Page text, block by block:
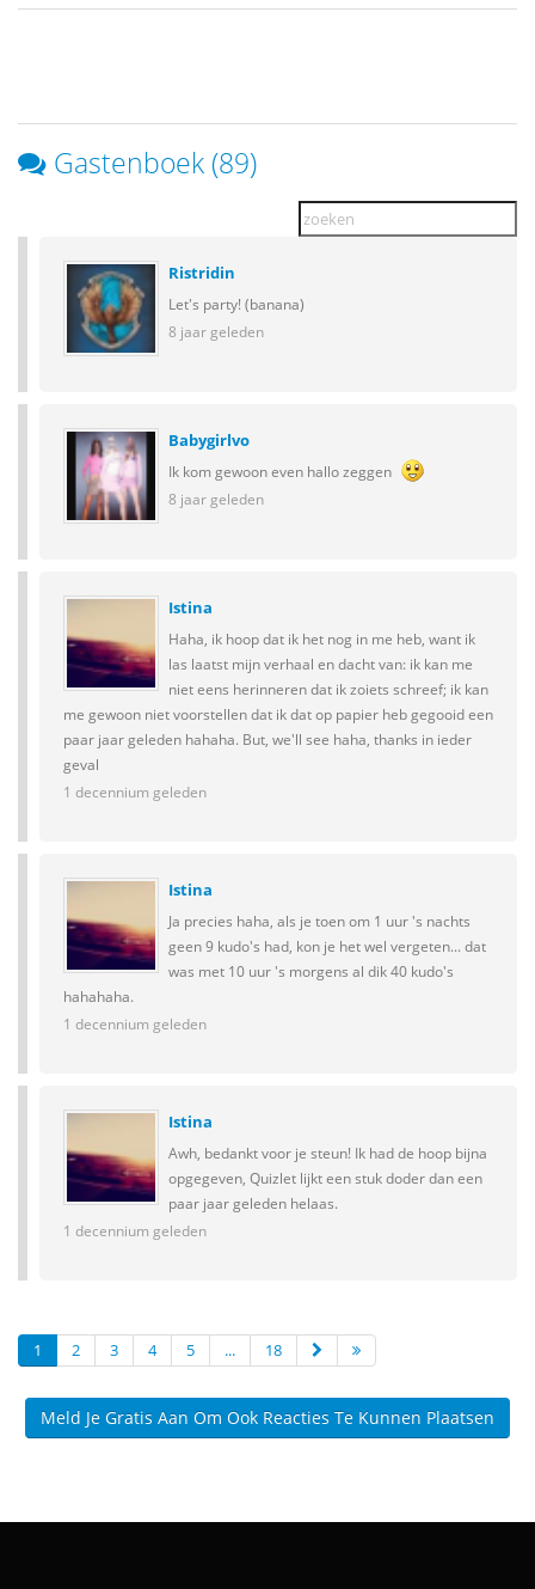
Gastenboek (89)
Ristridin
Let's party! (banana)
8 jaar geleden
Babygirlvo
Ik kom gewoon even hallo zeggen
8 jaar geleden
Istina
Haha, ik hoop dat ik het nog in me heb, want ik
las laatst mijn verhaal en dacht van: ik kan me
niet eens herinneren dat ik zoiets schreef; ik kan
me gewoon niet voorstellen dat ik dat op papier heb gegooid een
paar jaar geleden hahaha. But, we'll see haha, thanks in ieder
geval
1 decennium geleden
Istina
Ja precies haha, als je toen om 1 uur 's nachts
geen 9 kudo's had, kon je het wel vergeten... dat
was met 10 uur 's morgens al dik 40 kudo's
hahahaha.
1 decennium geleden
Istina
Awh, bedankt voor je steun! Ik had de hoop bijna
opgegeven, Quizlet lijkt een stuk doder dan een
paar jaar geleden helaas.
1 decennium geleden
1 2 3 4 5 ... 18
Meld Je Gratis Aan Om Ook Reacties Te Kunnen Plaatsen